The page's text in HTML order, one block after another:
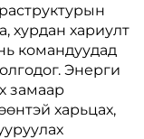
хурдан хариулт
командуудад
Энерги
замаар
харьцах,